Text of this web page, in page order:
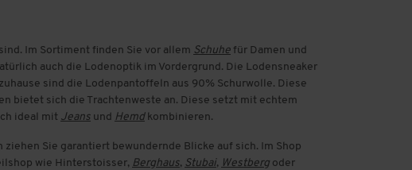
Im Sortiment finden Sie vor allem Schuhe für Damen und
auch die Lodenoptik im Vordergrund. Die Lodensneaker
sind die Lodenpantoffeln aus 90% Schurwolle. Diese
bietet sich die Trachtenweste an. Diese setzt mit echtem
ideal mit Jeans und Hemdkombinieren.
Sie garantiert bewundernde Blicke auf sich. Im Shop
wie Hinterstoisser, Berghaus, Stubai, Westberg oder